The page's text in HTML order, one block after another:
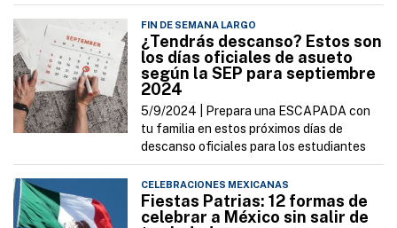
FIN DE SEMANA LARGO
¿Tendrás descanso? Estos son
los días oficiales de asueto
según la SEP para septiembre
2024
5/9/2024 |
Prepara una ESCAPADA con
tu familia en estos próximos días de
descanso oficiales para los estudiantes
CELEBRACIONES MEXICANAS
Fiestas Patrias: 12 formas de
celebrar a México sin salir de